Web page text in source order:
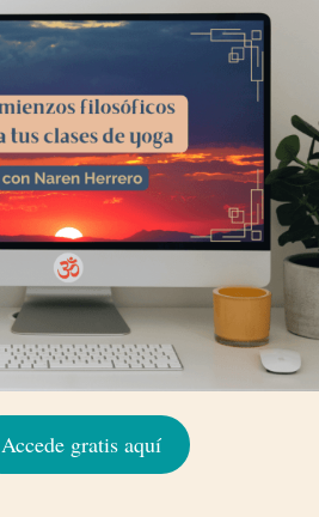
Accede gratis aquí